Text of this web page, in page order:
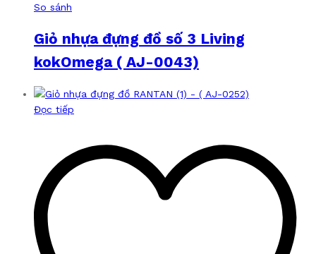
So sánh
Giỏ nhựa đựng đồ số 3 Living
kokOmega ( AJ-0043)
Đọc tiếp